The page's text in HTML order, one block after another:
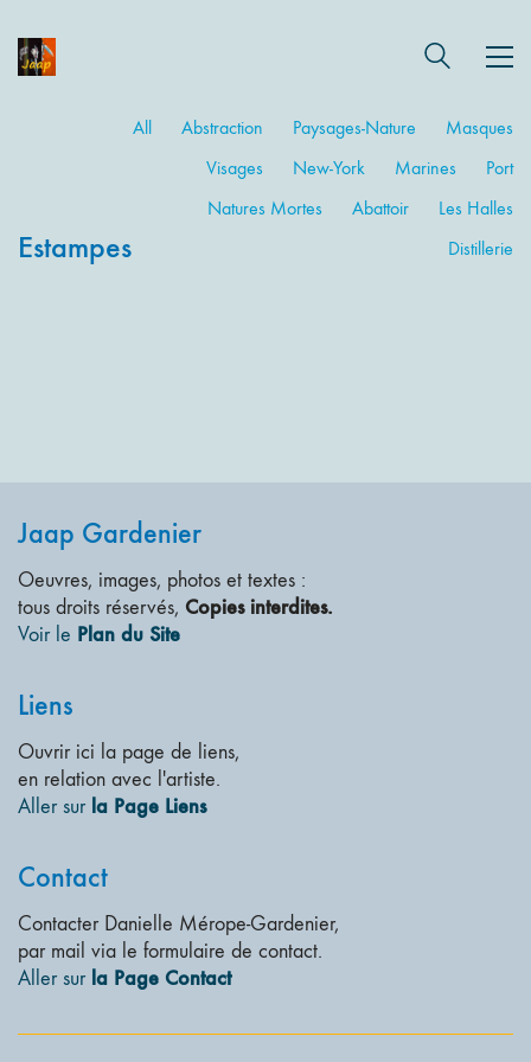
Estampes
All Abstraction Paysages-Nature
Masques
Visages
New-York Marines
Port
Natures Mortes
Abattoir
Les Halles
Distillerie
Jaap Gardenier
Oeuvres, images, photos et textes :
tous droits réservés, Copies interdites.
Voir le Plan du Site
Liens
Ouvrir ici la page de liens,
en relation avec l'artiste.
Aller sur la Page Liens
Contact
Contacter Danielle Mérope-Gardenier,
par mail via le formulaire de contact.
Aller sur la Page Contact